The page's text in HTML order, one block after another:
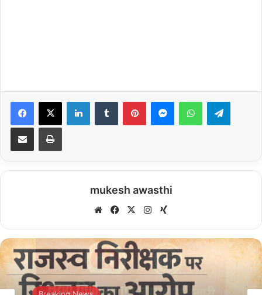
Facebook
X LinkedInTumblr PinterestMessengerWhatsApp
Share via Email Print
mukesh awasthi
WebsiteFacebook
X Instagram
Breaking News